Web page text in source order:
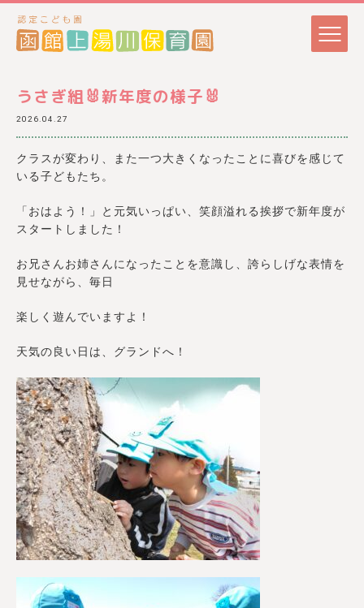
うさぎ組🐰新年度の様子🐰
2026.04.27
クラスが変わり、また一つ大きくなったことに喜びを感じて
いる子どもたち。
「おはよう！」と元気いっぱい、笑顔溢れる挨拶で新年度が
スタートしました！
お兄さんお姉さんになったことを意識し、誇らしげな表情を
見せながら、毎日
楽しく遊んでいますよ！
天気の良い日は、グランドへ！